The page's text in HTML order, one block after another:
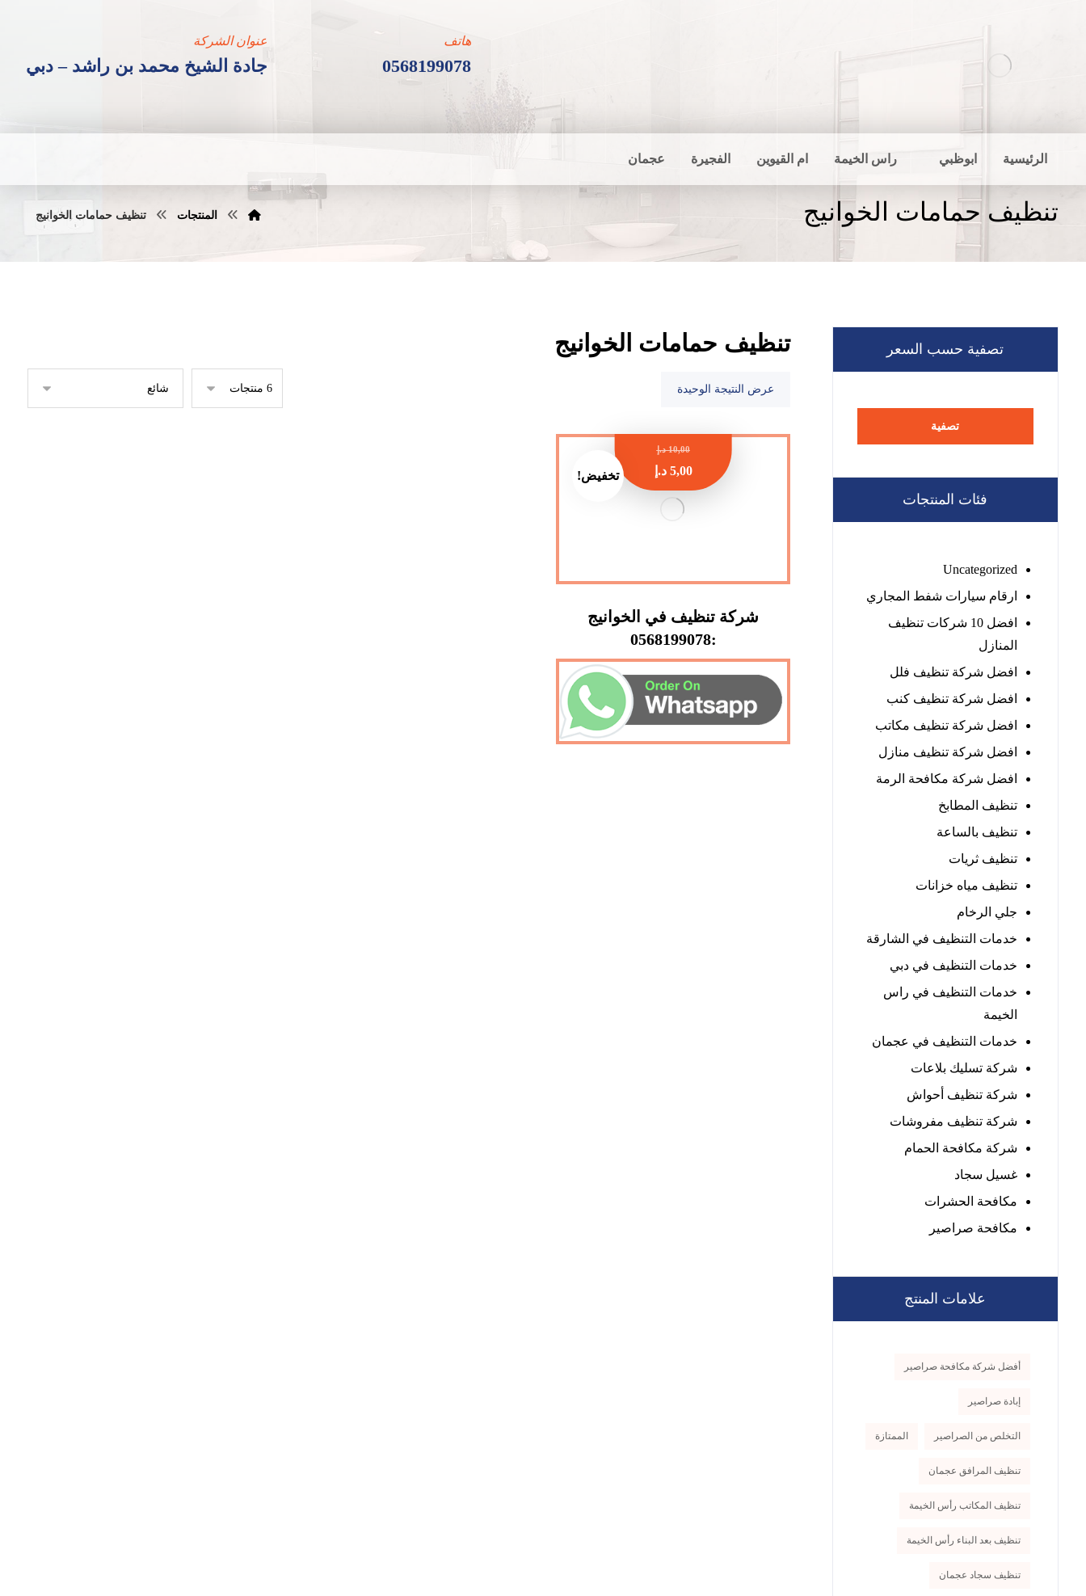
عنوان الشركة
جادة الشيخ محمد بن راشد – دبي
هاتف
0568199078
الرئيسية ابوظبي راس الخيمة ام القيوين الفجيرة عجمان
تنظيف حمامات الخوانيج المنتجات تنظيف حمامات الخوانيج
تنظيف حمامات الخوانيج
عرض النتيجة الوحيدة
تخفيض!
شركة تنظيف في الخوانيج
:0568199078
10,00 د.إ
5,00 د.إ
تصفية حسب السعر
تصفية
فئات المنتجات
Uncategorized
ارقام سيارات شفط المجاري
افضل 10 شركات تنظيف
المنازل
افضل شركة تنظيف فلل
افضل شركة تنظيف كنب
افضل شركة تنظيف مكاتب
افضل شركة تنظيف منازل
افضل شركة مكافحة الرمة
تنظيف المطابخ
تنظيف بالساعة
تنظيف ثريات
تنظيف مياه خزانات
جلي الرخام
خدمات التنظيف في الشارقة
خدمات التنظيف في دبي
خدمات التنظيف في راس
الخيمة
خدمات التنظيف في عجمان
شركة تسليك بلاعات
شركة تنظيف أحواش
شركة تنظيف مفروشات
شركة مكافحة الحمام
غسيل سجاد
مكافحة الحشرات
مكافحة صراصير
علامات المنتج
أفضل شركة مكافحة صراصير
إبادة صراصير
التخلص من الصراصير الممتازة
تنظيف المرافق عجمان
تنظيف المكاتب رأس الخيمة
تنظيف بعد البناء رأس الخيمة
تنظيف سجاد عجمان